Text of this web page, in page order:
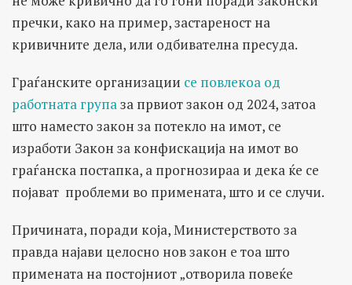
пречки, како на пример, застареност на
кривичните дела, или одбивателна пресуда.
Граѓанските организации се повлекоа од
работната групаза првиот закон од 2024, затоа
што наместо закон за потекло на имот, се
изработи Закон за конфискација на имот во
граѓанска постапка, а прогнозираа и дека ќе се
појават проблеми во примената, што и се случи.
Причината, поради која, Министерството за
правда најави целосно нов закон е тоа што
примената на постојниот „отворила повеќе